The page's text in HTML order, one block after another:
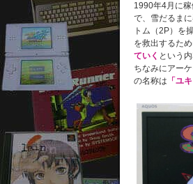
1990年4月に
で、雪だるま
トム（2P）を
を救出するた
ていく という内
ちなみにアー
の名称は 「ユ